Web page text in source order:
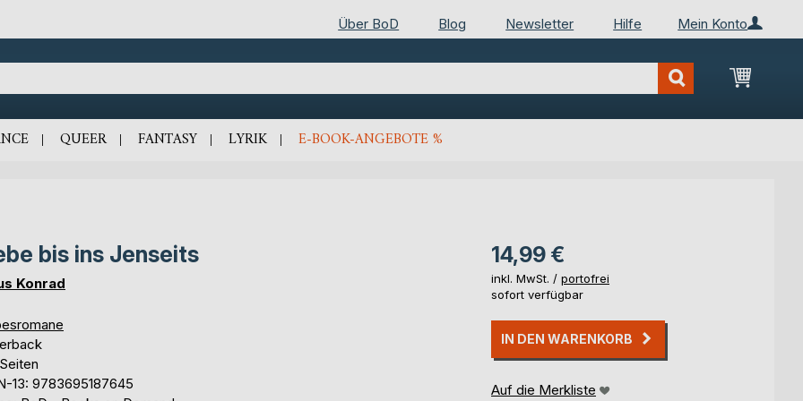
Mein Konto
Über BoD Blog Newsletter Hilfe
Mein
QUEER FANTASY LYRIK E-BOOK-ANGEBOTE %
bis ins Jenseits
Konrad
13: 9783695187645
14,99 €
inkl. MwSt. / portofrei
sofort verfügbar
IN DEN WARENKORB
Auf die Merkliste